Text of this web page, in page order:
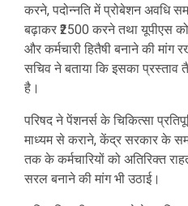
करने, पदोन्नति में प्रोबेशन अवधि
बढ़ाकर ₹2500 करने तथा यूपीएस
और कर्मचारी हितैषी बनाने की मांग
सचिव ने बताया कि इसका प्रस्ताव
है।
परिषद ने पेंशनर्स के चिकित्सा
माध्यम से कराने, केंद्र सरकार के
तक के कर्मचारियों को अतिरिक्त
सरल बनाने की मांग भी उठाई।